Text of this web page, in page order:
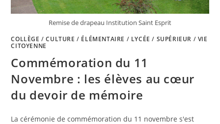
Remise de drapeau Institution Saint Esprit
COLLÈGE /CULTURE / ÉLÉMENTAIRE / LYCÉE / SUPÉRIEUR / VIE
CITOYENNE
Commémoration du 11
Novembre : les élèves au cœur
du devoir de mémoire
La cérémonie de commémoration du 11 novembre s'est